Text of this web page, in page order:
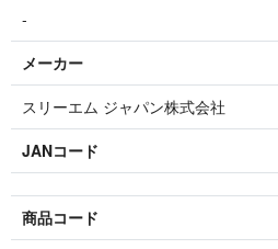
-
メーカー
スリーエム ジャパン株式会社
JANコード
商品コード